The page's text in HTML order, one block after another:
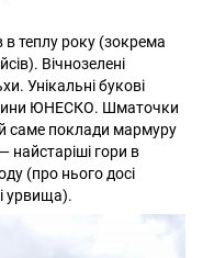
теплу року (зокрема
Вічнозелені
Унікальні букові
ЮНЕСКО. Шматочки
саме поклади мармуру
гори в
(про нього досі
урвища).